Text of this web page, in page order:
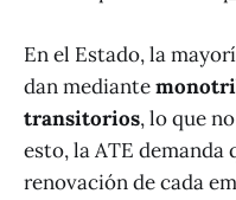
En el Estado, la
dan mediante
transitorios, lo que
esto, la ATE demanda
renovación de cada